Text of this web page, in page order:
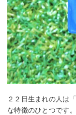
２２日生まれの人は「
な特徴のひとつです。